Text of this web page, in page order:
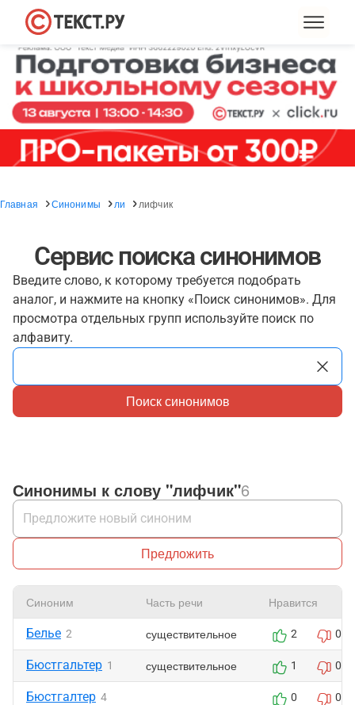
Главная Синонимы ли лифчик
Сервис поиска синонимов
Введите слово, к которому требуется подобрать
аналог, и нажмите на кнопку «Поиск синонимов». Для
просмотра отдельных групп используйте поиск по
алфавиту.
Поиск синонимов
Синонимы к слову "лифчик"6
Предложить
Синоним Часть речи Нравится
Белье 2 существительное 2 0
Бюстгальтер 1 существительное 1 0
Бюстгалтер 4 0 0